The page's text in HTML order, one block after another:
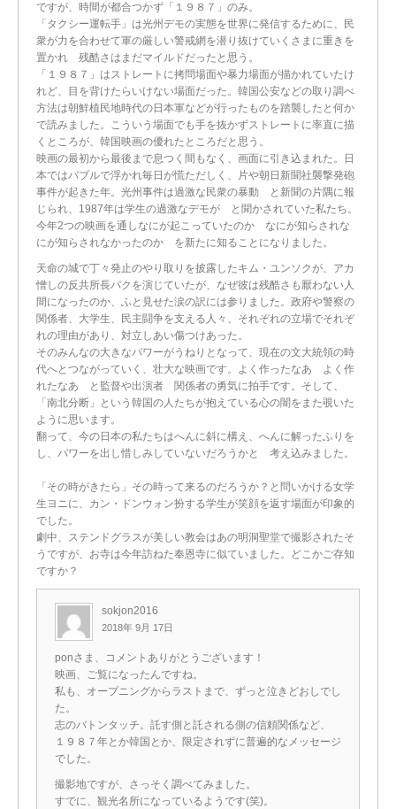
ですが、時間が都合つかず「１９８７」のみ。
「タクシー運転手」は光州デモの実態を世界に発信するために、民
衆が力を合わせて軍の厳しい警戒網を潜り抜けていくさまに重きを
置かれ 残酷さはまだマイルドだったと思う。
「１９８７」はストレートに拷問場面や暴力場面が描かれていたけ
れど、目を背けたらいけない場面だった。韓国公安などの取り調べ
方法は朝鮮植民地時代の日本軍などが行ったものを踏襲したと何か
で読みました。こういう場面でも手を抜かずストレートに率直に描
くところが、韓国映画の優れたところだと思う。
映画の最初から最後まで息つく間もなく、画面に引き込まれた。日
本ではバブルで浮かれ毎日が慌ただしく、片や朝日新聞社襲撃発砲
事件が起きた年。光州事件は過激な民衆の暴動 と新聞の片隅に報
じられ、1987年は学生の過激なデモが と聞かされていた私たち。
今年2つの映画を通しなにが起こっていたのか なにが知らされな
にが知らされなかったのか を新たに知ることになりました。
天命の城で丁々発止のやり取りを披露したキム・ユンソクが、アカ
憎しの反共所長パクを演じていたが、なぜ彼は残酷さも厭わない人
間になったのか、ふと見せた涙の訳には参りました。政府や警察の
関係者、大学生、民主闘争を支える人々、それぞれの立場でそれぞ
れの理由があり、対立しあい傷つけあった。
そのみんなの大きなパワーがうねりとなって、現在の文大統領の時
代へとつながっていく、壮大な映画です。よく作ったなあ よく作
れたなあ と監督や出演者 関係者の勇気に拍手です。そして、
「南北分断」という韓国の人たちが抱えている心の闇をまた覗いた
ように思います。
翻って、今の日本の私たちはへんに斜に構え、へんに解ったふりを
し、パワーを出し惜しみしていないだろうかと 考え込みました。
「その時がきたら」その時って来るのだろうか？と問いかける女学
生ヨニに、カン・ドンウォン扮する学生が笑顔を返す場面が印象的
でした。
劇中、ステンドグラスが美しい教会はあの明洞聖堂で撮影されたそ
うですが、お寺は今年訪ねた奉恩寺に似ていました。どこかご存知
ですか？
sokjon2016
2018年 9月 17日
ponさま、コメントありがとうございます！
映画、ご覧になったんですね。
私も、オープニングからラストまで、ずっと泣きどおしでし
た。
志のバトンタッチ。託す側と託される側の信頼関係など、
１９８７年とか韓国とか、限定されずに普遍的なメッセージ
でした。
撮影地ですが、さっそく調べてみました。
すでに、観光名所になっているようです(笑)。